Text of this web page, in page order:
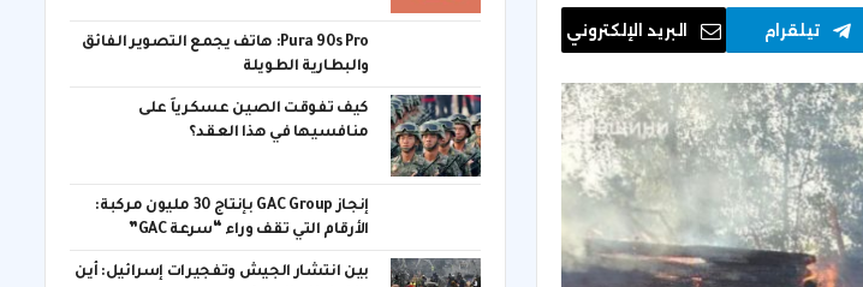
تيلقرام البريد الإلكتروني
Pura 90s Pro: هاتف يجمع التصوير الفائق
والبطارية الطويلة
كيف تفوقت الصين عسكرياً على
منافسيها في هذا العقد؟
إنجاز GAC Group بإنتاج 30 مليون مركبة:
الأرقام التي تقف وراء “سرعة GAC”
بين انتشار الجيش وتفجيرات إسرائيل: أين